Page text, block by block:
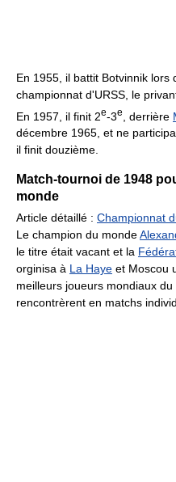
En 1955, il battit Botvinnik
championnat d'URSS, le
En 1957, il finit 2e-3e , derrière
décembre 1965, et ne
il finit douzième.
Match-tournoi de 1948
monde
Article détaillé : Championnat
Le champion du monde
le titre était vacant et la
orginisa à La Haye et Moscou
meilleurs joueurs mondiaux
rencontrèrent en matchs